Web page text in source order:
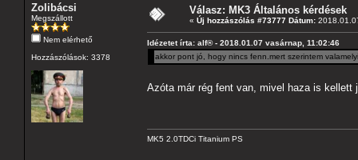
Zolibácsi
Megszállott
Nem elérhető
Hozzászólások: 3378
Válasz: MK3 Általános kérdések
« Új hozzászólás #73777 Dátum:
Idézetet írta: alf® - 2018.01.07 vasárnap, 11:02:46
akkor pont jó, hogy nincs fenn.mert szerintem
Azóta már rég fent van, mivel haza is kellett
MK5 2.0TDCi Titanium PS